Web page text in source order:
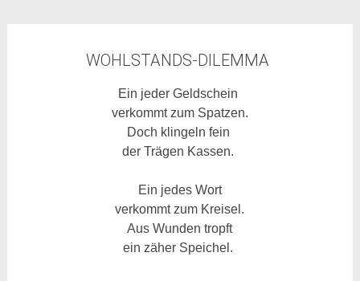
WOHLSTANDS-DILEMMA
Ein jeder Geldschein
verkommt zum Spatzen.
Doch klingeln fein
der Trägen Kassen.
Ein jedes Wort
verkommt zum Kreisel.
Aus Wunden tropft
ein zäher Speichel.